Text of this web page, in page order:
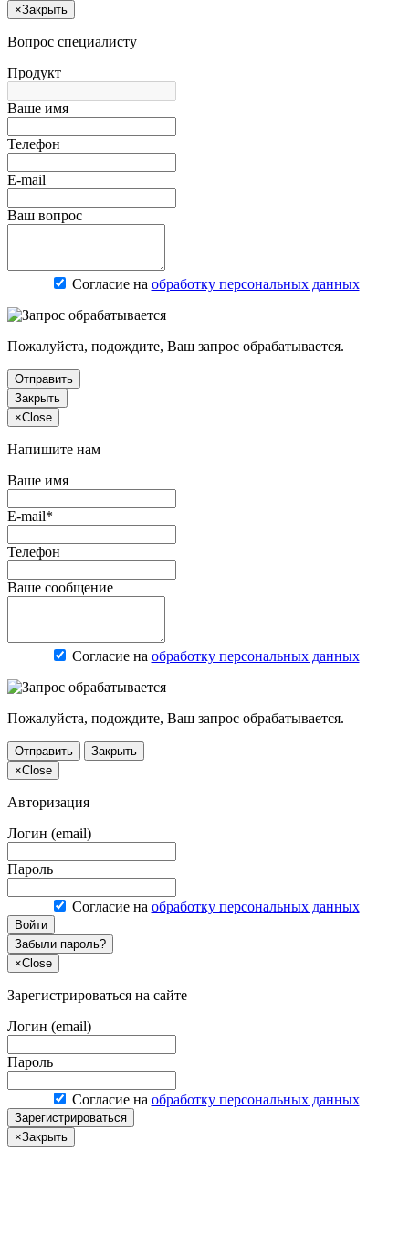
×Закрыть
Вопрос специалисту
Продукт
Ваше имя
Телефон
E-mail
Ваш вопрос
Согласие на обработку персональных данных
Пожалуйста, подождите, Ваш запрос обрабатывается.
Отправить
Закрыть
×Close
Напишите нам
Ваше имя
E-mail*
Телефон
Ваше сообщение
Согласие на обработку персональных данных
Пожалуйста, подождите, Ваш запрос обрабатывается.
Отправить
Закрыть
×Close
Авторизация
Логин (email)
Пароль
Согласие на обработку персональных данных
Войти
Забыли пароль?
×Close
Зарегистрироваться на сайте
Логин (email)
Пароль
Согласие на обработку персональных данных
Зарегистрироваться
×Закрыть